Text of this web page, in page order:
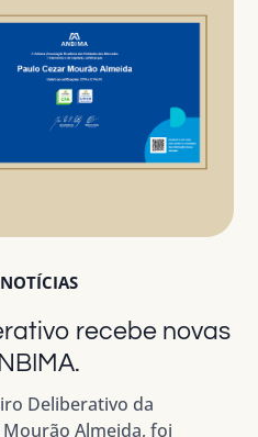
recebe novas
NOTÍCIAS
Deliberativo da
Mourão Almeida, foi